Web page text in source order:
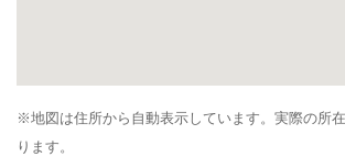
※地図は住所から自動表示しています。実際の所
ります。